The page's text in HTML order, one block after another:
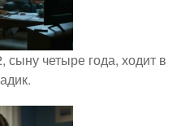
сыну четыре года, ходит в